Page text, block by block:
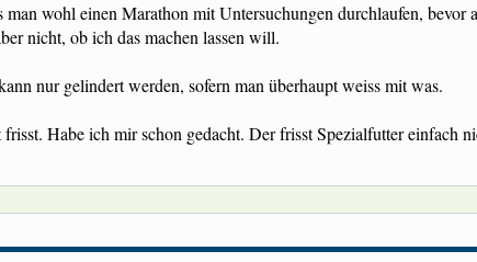
wohl einen Marathon mit Untersuchungen durchlaufen, bevor
nicht, ob ich das machen lassen will.
nur gelindert werden, sofern man überhaupt weiss mit was.
Habe ich mir schon gedacht. Der frisst Spezialfutter einfach